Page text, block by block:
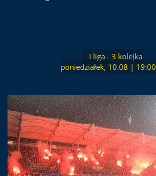
I liga - 3 kolejka
poniedziałek, 10.08 | 19:00